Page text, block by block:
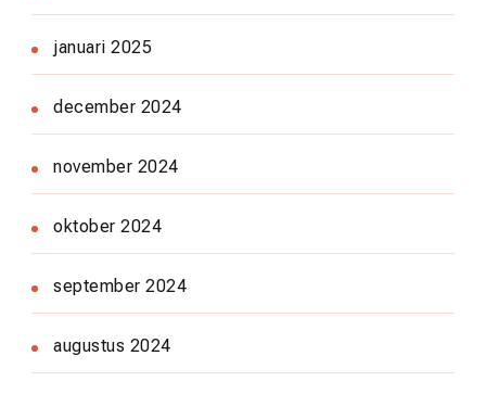
januari 2025
december 2024
november 2024
oktober 2024
september 2024
augustus 2024